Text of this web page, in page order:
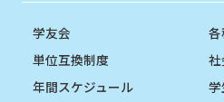
学友会
単位互換制度
年間スケジュール